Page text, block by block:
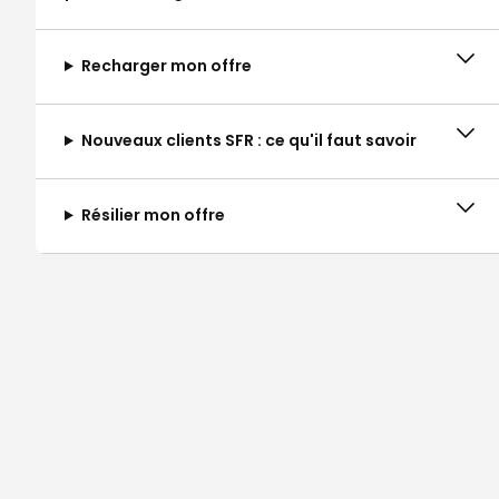
Recharger mon offre
Nouveaux clients SFR : ce qu'il faut savoir
Résilier mon offre